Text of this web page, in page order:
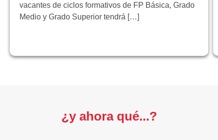
vacantes de ciclos formativos de FP Básica, Grado
Medio y Grado Superior tendrá […]
¿y ahora qué...?